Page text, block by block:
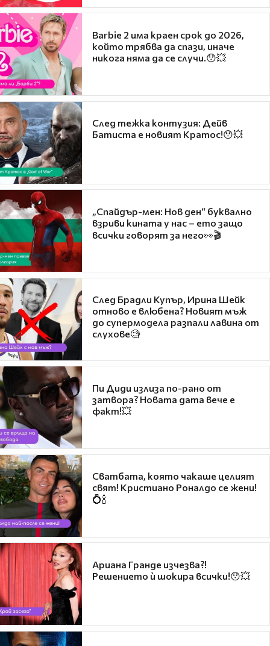
Barbie 2 има краен срок до 2026,
който трябва да спази, иначе
никога няма да се случи.😯💥
След тежка контузия: Дейв
Батиста е новият Кратос!😯💥
„Спайдър-мен: Нов ден“ буквално
взриви кината у нас – ето защо
всички говорят за него👀🎬
След Брадли Купър, Ирина Шейк
отново е влюбена? Новият мъж
до супермодела разпали лавина от
слухове🧐
Пи Диди излиза по-рано от
затвора? Новата дата вече е
факт!💥
Сватбата, която чакаше целият
свят! Кристиано Роналдо се жени!
💍🍾
Ариана Гранде изчезва?!
Решението ѝ шокира всички!😯💥